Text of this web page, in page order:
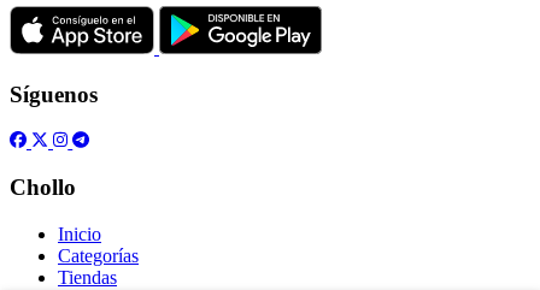
Síguenos
Chollo
Inicio
Categorías
Tiendas